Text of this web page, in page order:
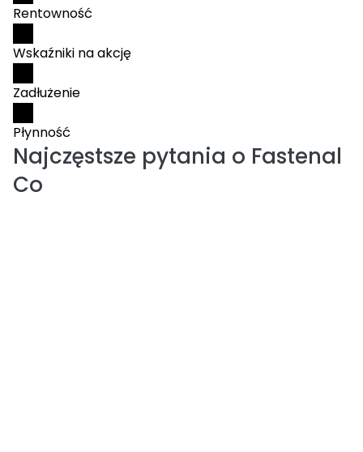
Rentowność
Wskaźniki na akcję
Zadłużenie
Płynność
Najczęstsze pytania o Fastenal
Co